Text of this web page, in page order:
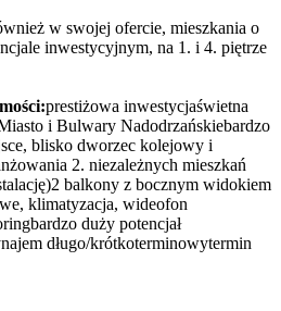
w swojej ofercie, mieszkania o
inwestycyjnym, na 1. i 4. piętrze
prestiżowa inwestycjaświetna
i Bulwary Nadodrzańskiebardzo
blisko dworzec kolejowy i
2. niezależnych mieszkań
balkony z bocznym widokiem
klimatyzacja, wideofon
duży potencjał
długo/krótkoterminowytermin